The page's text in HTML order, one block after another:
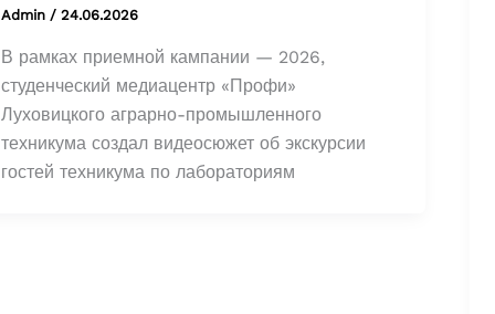
Admin / 24.06.2026
В рамках приемной кампании — 2026,
студенческий медиацентр «Профи»
Луховицкого аграрно-промышленного
техникума создал видеосюжет об экскурсии
гостей техникума по лабораториям